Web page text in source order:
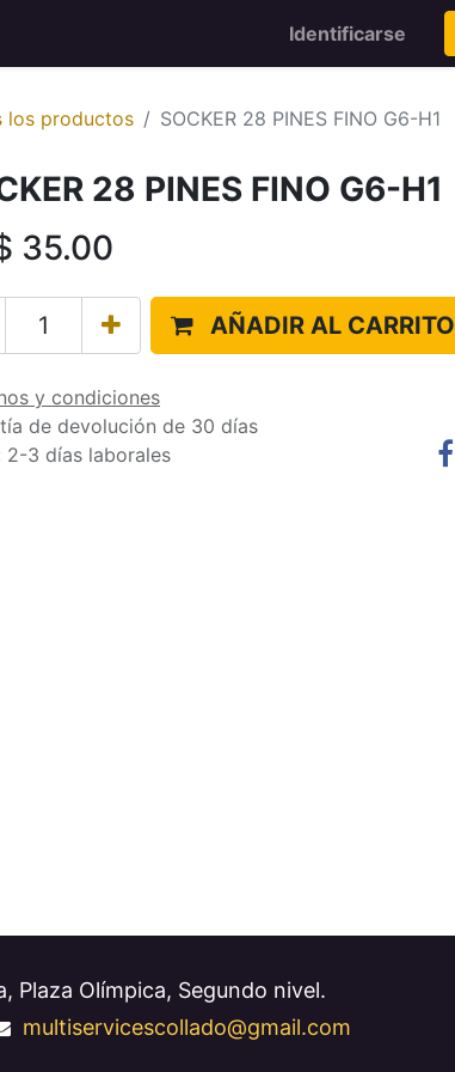
Identificarse
los productos SOCKER 28 PINES FINO G6-H1
28 PINES FINO G6-H1
35.00
AÑADIR AL CARRITO
y condiciones
de devolución de 30 días
2-3 días laborales
Plaza Olímpica, Segundo nivel.
multiservicescollado@gmail.com